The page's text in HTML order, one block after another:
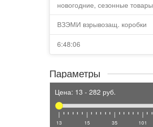
новогодние, сезонные товары
ВЗЭМИ взрывозащ. коробки
6:48:06
Параметры
Цена: 13 - 282 руб.
13 15 35 101